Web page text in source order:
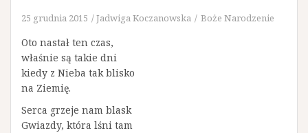
25 grudnia 2015 Jadwiga Koczanowska Boże Narodzenie
Oto nastał ten czas,
właśnie są takie dni
kiedy z Nieba tak blisko
na Ziemię.
Serca grzeje nam blask
Gwiazdy, która lśni tam